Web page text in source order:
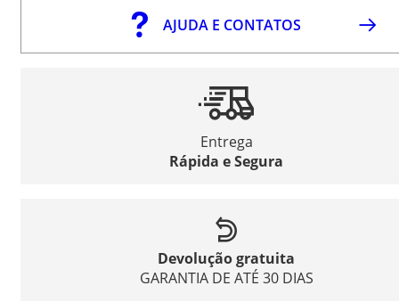
AJUDA E CONTATOS
Entrega
Rápida e Segura
Devolução gratuita
GARANTIA DE ATÉ 30 DIAS